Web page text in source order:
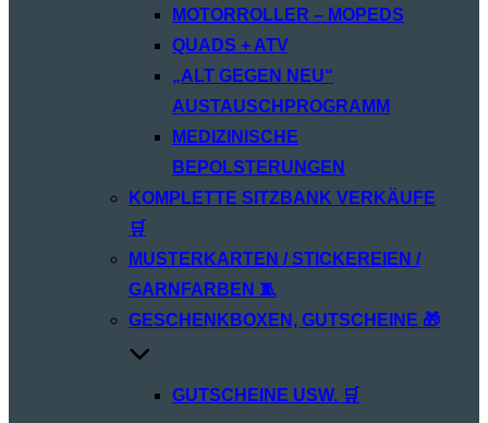
MOTORROLLER – MOPEDS
QUADS + ATV
„ALT GEGEN NEU“
AUSTAUSCHPROGRAMM
MEDIZINISCHE
BEPOLSTERUNGEN
KOMPLETTE SITZBANK VERKÄUFE
🛒
MUSTERKARTEN / STICKEREIEN /
GARNFARBEN 🧵
GESCHENKBOXEN, GUTSCHEINE 🎁
GUTSCHEINE USW. 🛒